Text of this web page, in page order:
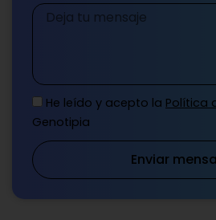
Mensaje
He leído y acepto la Política
Genotipia
Enviar